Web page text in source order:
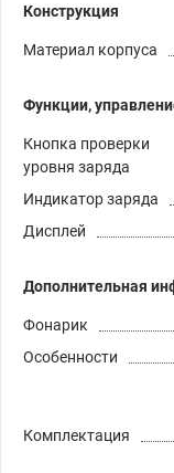
Конструкция
Материал корпуса
Функции,
Кнопка проверки
уровня заряда
Индикатор заряда
Дисплей
Дополнительная
Фонарик
Особенности
Комплектация